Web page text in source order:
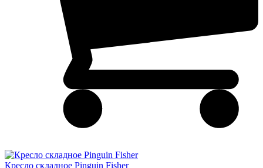
Кресло складное Pinguin Fisher